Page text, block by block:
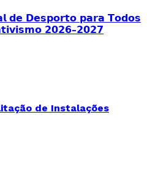
𝗱𝗲 𝗗𝗲𝘀𝗽𝗼𝗿𝘁𝗼 𝗽𝗮𝗿𝗮 𝗧𝗼𝗱𝗼𝘀
𝟮𝟬𝟮𝟲-𝟮𝟬𝟮𝟳
de Instalações